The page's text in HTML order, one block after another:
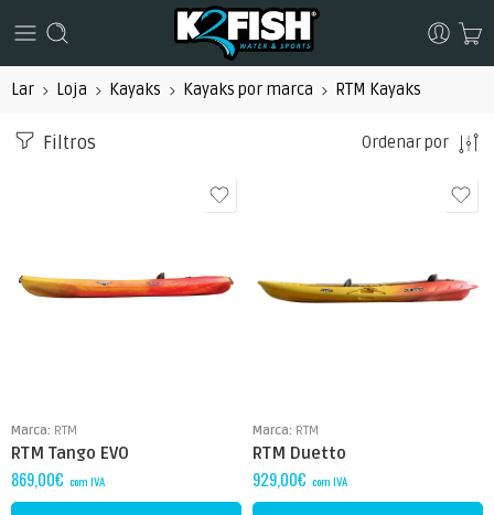
Lar Loja Kayaks Kayaks por marca RTM Kayaks
Filtros Ordenar por
Marca: RTM
RTM Tango EVO
869,00€ com IVA
Marca: RTM
RTM Duetto
929,00€ com IVA